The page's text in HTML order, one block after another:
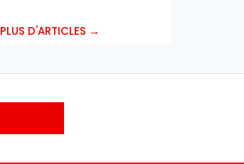
PLUS D'ARTICLES →